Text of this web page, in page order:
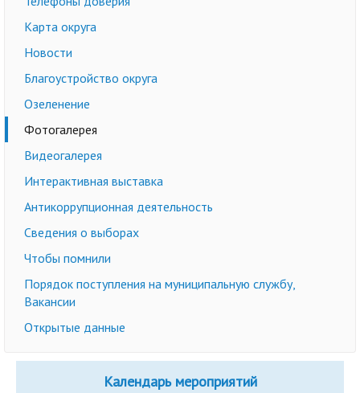
Карта округа
Новости
Благоустройство округа
Озеленение
Фотогалерея
Видеогалерея
Интерактивная выставка
Антикоррупционная деятельность
Сведения о выборах
Чтобы помнили
Порядок поступления на муниципальную службу,
Вакансии
Открытые данные
Календарь мероприятий